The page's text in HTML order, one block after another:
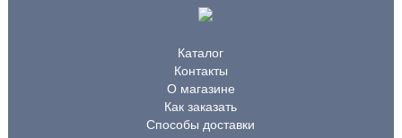
Каталог
Контакты
О магазине
Как заказать
Способы доставки